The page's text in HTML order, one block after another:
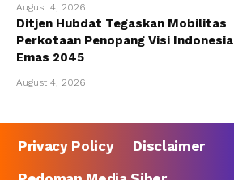
August 4, 2026
Ditjen Hubdat Tegaskan Mobilitas
Perkotaan Penopang Visi Indonesia
Emas 2045
August 4, 2026
Privacy Policy
Disclaimer